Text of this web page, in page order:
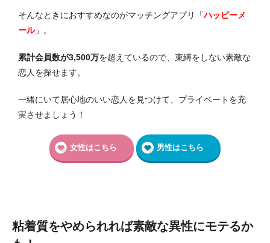
そんなときにおすすめなのがマッチングアプリ「ハッピーメ
ール」 。
累計会員数が3,500万を超えているので、束縛をしない素敵な
恋人を探せます。
一緒にいて居心地のいい恋人を見つけて、プライベートを充
実させましょう！
女性はこちら 男性はこちら
粘着質をやめられれば素敵な異性にモテるか